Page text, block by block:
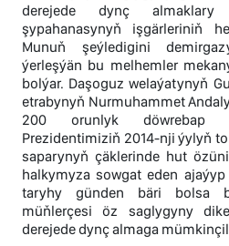
derejede dynç almaklary
şypahanasynyň işgärleriniň
Munuň şeýledigini
ýerleşýän bu melhemler
bolýar. Daşoguz welaýatynyň
etrabynyň Nurmuhammet
200 orunlyk döwrebap
Prezidentimiziň 2014-nji ýylyň
saparynyň çäklerinde hut
halkymyza sowgat eden
taryhy günden bäri bolsa
müňlerçesi öz saglygyny
derejede dynç almaga